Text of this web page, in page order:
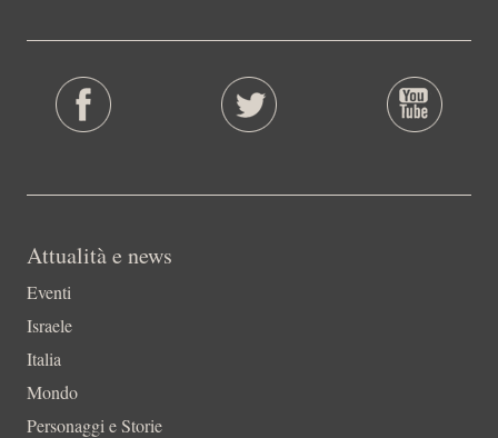
Attualità e news
Eventi
Israele
Italia
Mondo
Personaggi e Storie